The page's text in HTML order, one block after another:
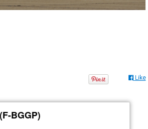
Like
BGGP)